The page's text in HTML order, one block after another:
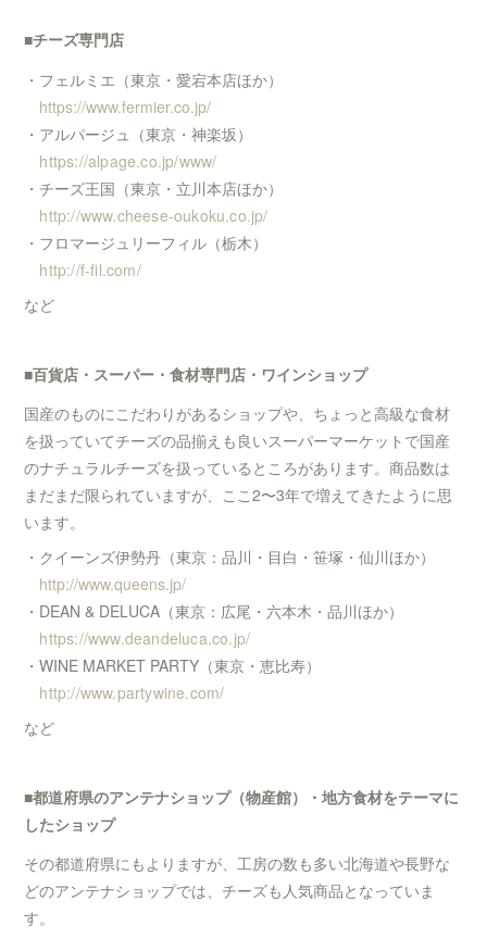
■チーズ専門店
・フェルミエ（東京・愛宕本店ほか）
https://www.fermier.co.jp/
・アルパージュ（東京・神楽坂）
https://alpage.co.jp/www/
・チーズ王国（東京・立川本店ほか）
http://www.cheese-oukoku.co.jp/
・フロマージュリーフィル（栃木）
http://f-fil.com/
など
■百貨店・スーパー・食材専門店・ワインショップ
国産のものにこだわりがあるショップや、ちょっと高級な食材
を扱っていてチーズの品揃えも良いスーパーマーケットで国産
のナチュラルチーズを扱っているところがあります。商品数は
まだまだ限られていますが、ここ2〜3年で増えてきたように思
います。
・クイーンズ伊勢丹（東京：品川・目白・笹塚・仙川ほか）
http://www.queens.jp/
・DEAN & DELUCA（東京：広尾・六本木・品川ほか）
https://www.deandeluca.co.jp/
・WINE MARKET PARTY（東京・恵比寿）
http://www.partywine.com/
など
■都道府県のアンテナショップ（物産館）・地方食材をテーマに
したショップ
その都道府県にもよりますが、工房の数も多い北海道や長野な
どのアンテナショップでは、チーズも人気商品となっていま
す。